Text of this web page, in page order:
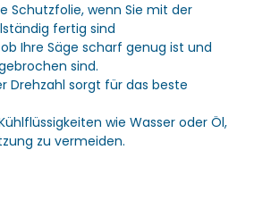
Schutzfolie, wenn Sie mit der
fertig sind
Ihre Säge scharf genug ist und
sind.
Drehzahl sorgt für das beste
wie Wasser oder Öl,
zu vermeiden.